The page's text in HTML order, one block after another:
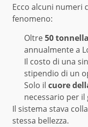
Ecco alcuni numeri
fenomeno:
Oltre50
annualmente a
Il costo di una
stipendio di un
Solo il cuore
necessario per
Il sistema stava
stessa bellezza.